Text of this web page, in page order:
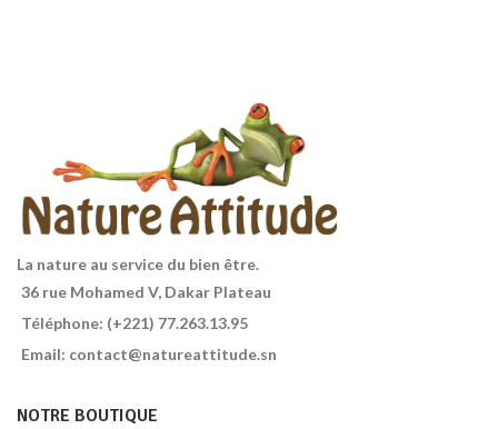
Ingrédients issus de l'agriculture
biologique. Sans gluten, sans
huile de palme. Contenance :
500g.
La nature au service du bien être.
36 rue Mohamed V, Dakar Plateau
Téléphone: (+221) 77.263.13.95
Email: contact@natureattitude.sn
NOTRE BOUTIQUE